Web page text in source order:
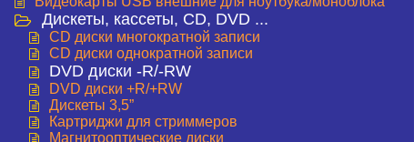
Дискеты, кассеты, CD, DVD ...
CD диски многократной записи
CD диски однократной записи
DVD диски -R/-RW
DVD диски +R/+RW
Дискеты 3,5”
Картриджи для стриммеров
Магнитооптические диски